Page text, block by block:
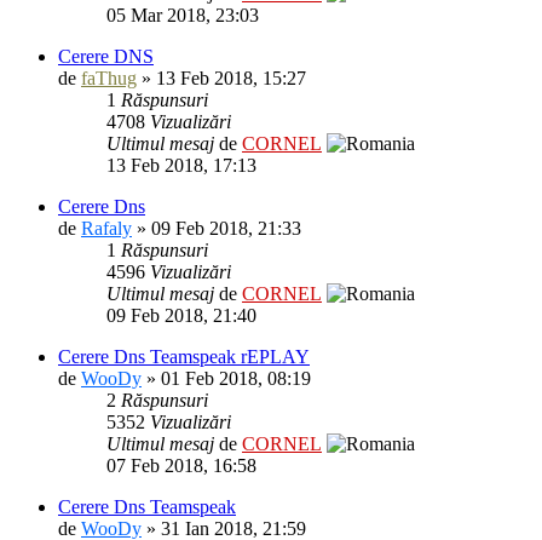
05 Mar 2018, 23:03
Cerere DNS
de faThug » 13 Feb 2018, 15:27
1 Răspunsuri
4708 Vizualizări
Ultimul mesaj de CORNEL
13 Feb 2018, 17:13
Cerere Dns
de Rafaly » 09 Feb 2018, 21:33
1 Răspunsuri
4596 Vizualizări
Ultimul mesaj de CORNEL
09 Feb 2018, 21:40
Cerere Dns Teamspeak rEPLAY
de WooDy » 01 Feb 2018, 08:19
2 Răspunsuri
5352 Vizualizări
Ultimul mesaj de CORNEL
07 Feb 2018, 16:58
Cerere Dns Teamspeak
de WooDy » 31 Ian 2018, 21:59